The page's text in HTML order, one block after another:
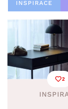
INSPIRACE
2